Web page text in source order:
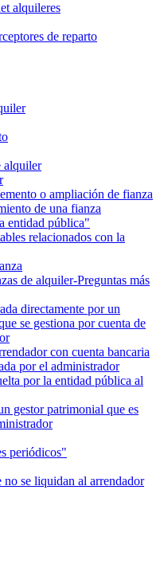
alquileres
de reparto
alquiler
o ampliación de fianza
de una fianza
entidad pública"
relacionados con la
de alquiler-Preguntas más
directamente por un
se gestiona por cuenta de
con cuenta bancaria
por el administrador
por la entidad pública al
gestor patrimonial que es
periódicos"
no se liquidan al arrendador